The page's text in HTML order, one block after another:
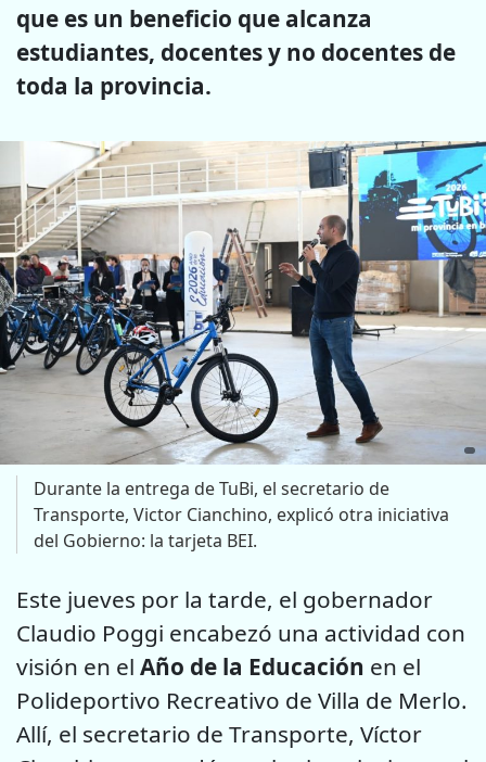
que es un beneficio que alcanza
estudiantes, docentes y no docentes de
toda la provincia.
Durante la entrega de TuBi, el secretario de
Transporte, Victor Cianchino, explicó otra iniciativa
del Gobierno: la tarjeta BEI.
Este jueves por la tarde, el gobernador
Claudio Poggi encabezó una actividad con
visión en el Año de la Educación en el
Polideportivo Recreativo de Villa de Merlo.
Allí, el secretario de Transporte, Víctor